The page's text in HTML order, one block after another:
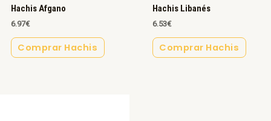
Hachis Afgano
6.97€
Comprar Hachis
Hachis Libanés
6.53€
Comprar Hachis